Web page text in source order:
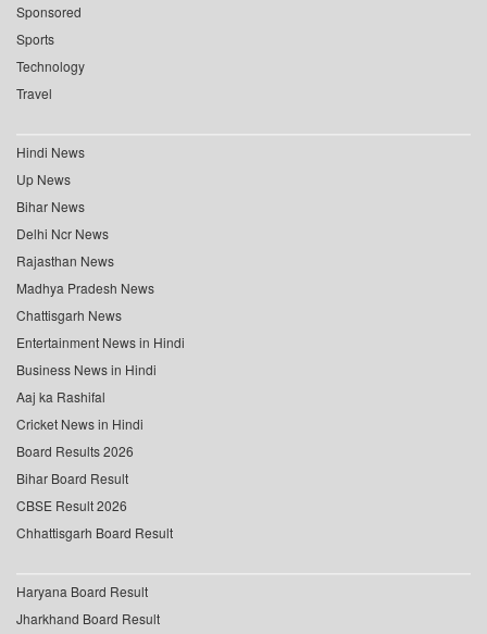
Sponsored
Sports
Technology
Travel
Hindi News
Up News
Bihar News
Delhi Ncr News
Rajasthan News
Madhya Pradesh News
Chattisgarh News
Entertainment News in Hindi
Business News in Hindi
Aaj ka Rashifal
Cricket News in Hindi
Board Results 2026
Bihar Board Result
CBSE Result 2026
Chhattisgarh Board Result
Haryana Board Result
Jharkhand Board Result